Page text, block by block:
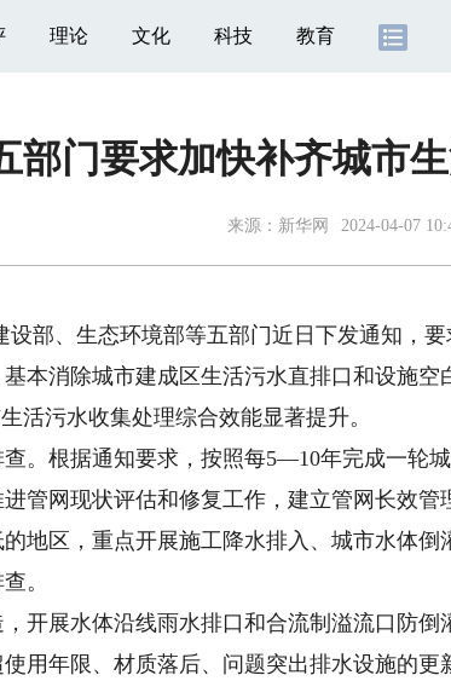
理论 文化 科技 教育
部门要求加快补齐城市
来源： 新华网 2024-04-07
部、生态环境部等五部门近日下发通知，
本消除城市建成区生活污水直排口和设施空
活污水收集处理综合效能显著提升。
根据通知要求，按照每5—10年完成一轮城
管网现状评估和修复工作，建立管网长效管
地区，重点开展施工降水排入、城市水体倒
。
展水体沿线雨水排口和合流制溢流口防倒
用年限、材质落后、问题突出排水设施的更